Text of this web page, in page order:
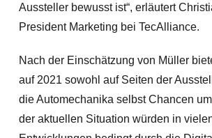
Aussteller bewusst ist“, erläutert
President Marketing bei TecAlliance.
Nach der Einschätzung von Müller
auf 2021 sowohl auf Seiten der
die Automechanika selbst Chancen
der aktuellen Situation würden in